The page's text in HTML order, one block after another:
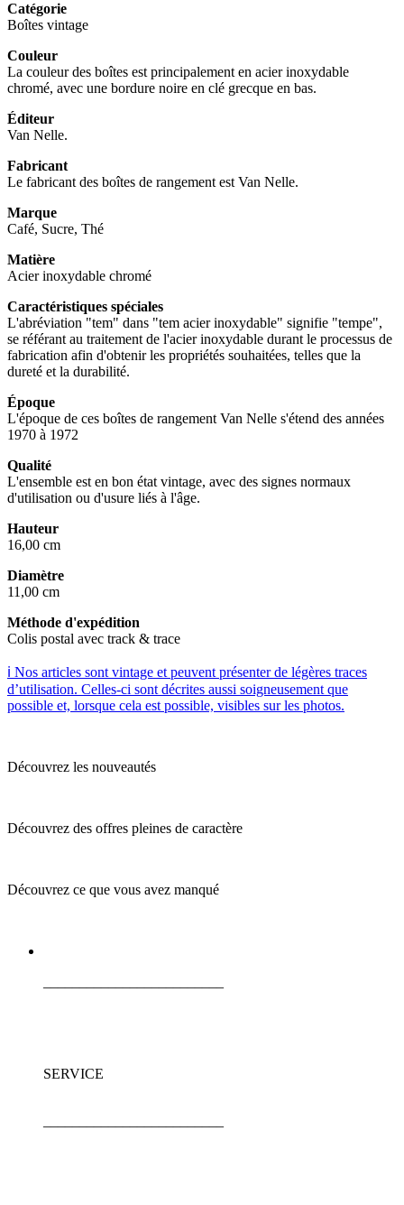
Catégorie
Boîtes vintage
Couleur
La couleur des boîtes est principalement en acier inoxydable
chromé, avec une bordure noire en clé grecque en bas.
Éditeur
Van Nelle.
Fabricant
Le fabricant des boîtes de rangement est Van Nelle.
Marque
Café, Sucre, Thé
Matière
Acier inoxydable chromé
Caractéristiques spéciales
L'abréviation "tem" dans "tem acier inoxydable" signifie "tempe",
se référant au traitement de l'acier inoxydable durant le processus de
fabrication afin d'obtenir les propriétés souhaitées, telles que la
dureté et la durabilité.
Époque
L'époque de ces boîtes de rangement Van Nelle s'étend des années
1970 à 1972
Qualité
L'ensemble est en bon état vintage, avec des signes normaux
d'utilisation ou d'usure liés à l'âge.
Hauteur
16,00 cm
Diamètre
11,00 cm
Méthode d'expédition
Colis postal avec track & trace
ℹ️ Nos articles sont vintage et peuvent présenter de légères traces
d’utilisation. Celles-ci sont décrites aussi soigneusement que
possible et, lorsque cela est possible, visibles sur les photos.
Découvrez les nouveautés
Découvrez des offres pleines de caractère
Découvrez ce que vous avez manqué
SERVICE